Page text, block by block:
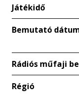
Játékidő
Bemutató
Rádiós műfaji
Régió